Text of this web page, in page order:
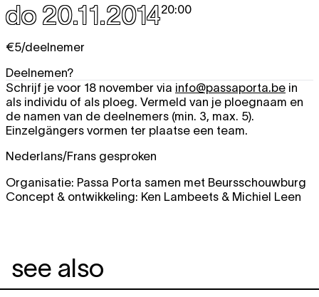
do 20.11.201420:00
€5/deelnemer
Deelnemen?
Schrijf je voor 18 november via info@passaporta.be in
als individu of als ploeg. Vermeld van je ploegnaam en
de namen van de deelnemers (min. 3, max. 5).
Einzelgängers vormen ter plaatse een team.
Nederlans/Frans gesproken
Organisatie: Passa Porta samen met Beursschouwburg
Concept & ontwikkeling: Ken Lambeets & Michiel Leen
see also